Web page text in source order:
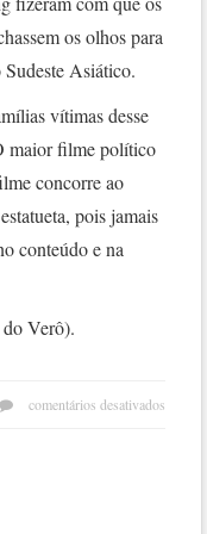
os olhos para
Asiático.
vítimas desse
maior filme político
concorre ao
pois jamais
conteúdo e na
Verô).
comentários desativados